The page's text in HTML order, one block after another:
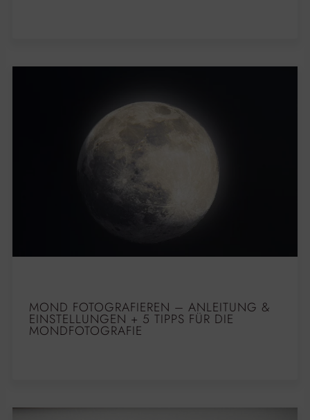
MOND FOTOGRAFIEREN – ANLEITUNG &
EINSTELLUNGEN + 5 TIPPS FÜR DIE
MONDFOTOGRAFIE